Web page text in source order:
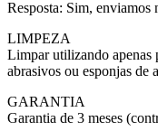
Resposta: Sim, enviamos
LIMPEZA
Limpar utilizando apenas
abrasivos ou esponjas de
GARANTIA
Garantia de 3 meses